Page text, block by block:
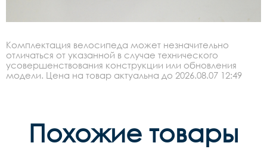
Комплектация велосипеда может незначительно
отличаться от указанной в случае технического
усовершенствования конструкции или обновления
модели. Цена на товар актуальна до 2026.08.07 12:49
Похожие товары